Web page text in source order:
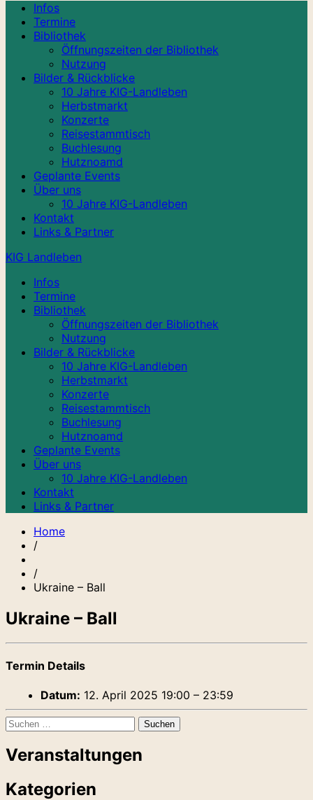
Infos
Termine
Bibliothek
Öffnungszeiten der Bibliothek
Nutzung
Bilder & Rückblicke
10 Jahre KIG-Landleben
Herbstmarkt
Konzerte
Reisestammtisch
Buchlesung
Hutznoamd
Geplante Events
Über uns
10 Jahre KIG-Landleben
Kontakt
Links & Partner
KIG Landleben
Infos
Termine
Bibliothek
Öffnungszeiten der Bibliothek
Nutzung
Bilder & Rückblicke
10 Jahre KIG-Landleben
Herbstmarkt
Konzerte
Reisestammtisch
Buchlesung
Hutznoamd
Geplante Events
Über uns
10 Jahre KIG-Landleben
Kontakt
Links & Partner
Home
/
/
Ukraine – Ball
Ukraine – Ball
Termin Details
Datum: 12. April 2025 19:00 – 23:59
Suchen
nach:
Veranstaltungen
Kategorien